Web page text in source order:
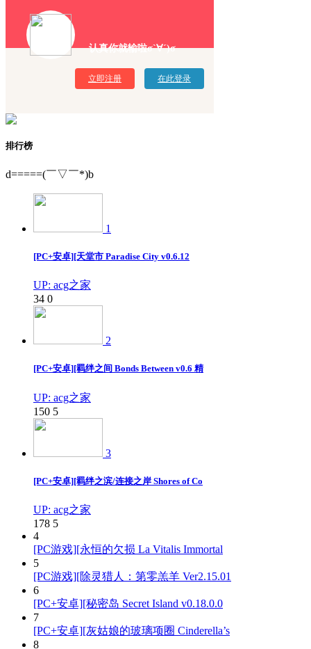
认真你就输啦σ`∀´)σ
立即注册 在此登录
排行榜
d=====(￣▽￣*)b
1
[PC+安卓][天堂市 Paradise City v0.6.12
UP: acg之家
34 0
2
[PC+安卓][羁绊之间 Bonds Between v0.6 精
UP: acg之家
150 5
3
[PC+安卓][羁绊之滨/连接之岸 Shores of Co
UP: acg之家
178 5
4
[PC游戏][永恒的欠损 La Vitalis Immortal
5
[PC游戏][除灵猎人：第零羔羊 Ver2.15.01
6
[PC+安卓][秘密岛 Secret Island v0.18.0.0
7
[PC+安卓][灰姑娘的玻璃项圈 Cinderella’s
8